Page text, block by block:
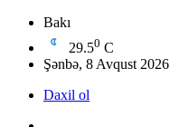
Bakı
29.50 C
Şənbə, 8 Avqust 2026
Daxil ol